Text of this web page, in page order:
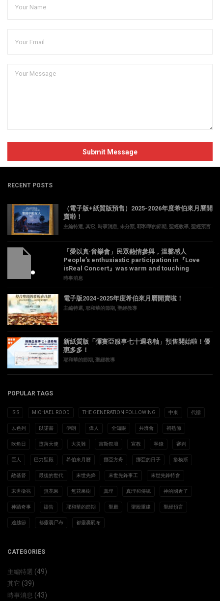
RECENT POSTS
（電子版+紙質版預售）2025-2026年度希伯來月曆開
賣啦！
主編特選, 其它, 時事消息, 未分類, 耶和華的節期, 聖經教導, 聖經預言
「愛以真·音樂會」民眾熱情參與，溫馨感人
People’s enthusiastic participation in『Love
isReal Concert』was warm and touching
時事消息
電子版2024-2025年度希伯來月曆開賣啦！
主編特選, 耶和華的節期, 聖經教導
新紙質版「彌賽亞服事七十週卷軸」預售開始啦！優
惠多多！
耶和華的節期, 聖經教導
POPULAR TAGS
ISIS MICHAEL ROOD THE GENERATION FOLLOWING 中東 代禱
以色列 以諾書 伊朗 偉人 全知眼 共濟會 初熟節
吹角日 墮落天使 大災難 宙斯祭壇 宣教 寧錄 審判
巨人 巴力聖殿 希伯來月曆 挪亞方舟 挪亞的日子 搭模斯
敵基督 最後的世代 末世先鋒 末世先鋒事工 末世先鋒特會
末世徵兆 無花果 無花果樹 真理 真理和傳統 神的國近了
神蹟奇事 禱告 耶和華的節期 聖殿 聖殿重建 聖經預言
逾越節 都靈裹尸布 都靈裹屍布
CATEGORIES
主編特選 (49)
其它 (39)
時事消息 (43)